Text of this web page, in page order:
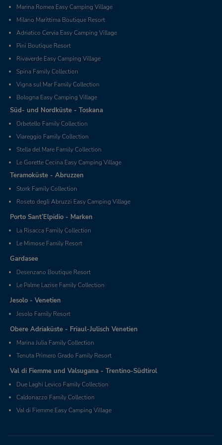
Marina Romea Easy Camping Village
Milano Marittima Boutique Resort
Adriatico Cervia Easy Camping Village
Pini Boutique Resort
Rivaverde Easy Camping Village
Spina Family Collection
Vigna sul Mar Family Collection
Bologna Easy Camping Village
Süd- und Nordküste - Toskana
Orbetello Family Collection
Viareggio Family Collection
Stella del Mare Family Collection
Le Gorette Cecina Easy Camping Village
Teramoküste - Abruzzen
Stork Family Collection
Roseto degli Abruzzi Easy Camping Village
Porto Sant’Elpidio - Marken
La Risacca Family Collection
Le Mimose Family Resort
Gardasee
Desenzano Boutique Resort
Le Palme Lazise Family Collection
Jesolo - Venetien
Jesolo Family Resort
Obere Adriaküste - Friaul-Julisch Venetien
Marina Julia Family Collection
Tenuta Primero Grado Family Resort
Val di Fiemme und Valsugana - Trentino-Südtirol
Due Laghi Levico Family Collection
Caldonazzo Family Collection
Val di Fiemme Easy Camping Village